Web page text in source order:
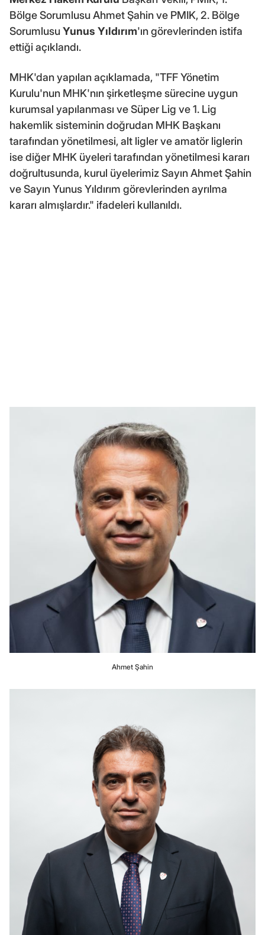
Bölge Sorumlusu Ahmet Şahin ve PMIK, 2. Bölge
SorumlusuYunus Yıldırım'ın görevlerinden istifa
ettiği açıklandı.
MHK'dan yapılan açıklamada, "TFF Yönetim
Kurulu'nun MHK'nın şirketleşme sürecine uygun
kurumsal yapılanması ve Süper Lig ve 1. Lig
hakemlik sisteminin doğrudan MHK Başkanı
tarafından yönetilmesi, alt ligler ve amatör liglerin
ise diğer MHK üyeleri tarafından yönetilmesi kararı
doğrultusunda, kurul üyelerimiz Sayın Ahmet Şahin
ve Sayın Yunus Yıldırım görevlerinden ayrılma
kararı almışlardır." ifadeleri kullanıldı.
Ahmet Şahin